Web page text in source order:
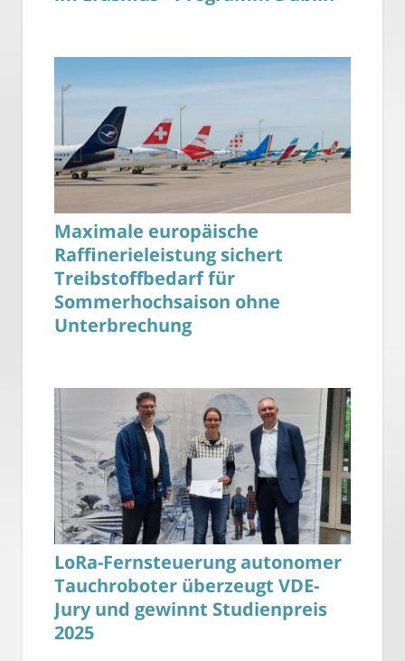
Maximale europäische
Raffinerieleistung sichert
Treibstoffbedarf für
Sommerhochsaison ohne
Unterbrechung
LoRa-Fernsteuerung autonomer
Tauchroboter überzeugt VDE-
Jury und gewinnt Studienpreis
2025